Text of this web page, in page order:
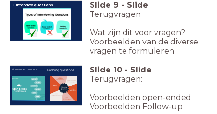
1. Interview questions Slide 9 - Slide
Terugvragen
Wat zijn dit voor vragen?
Voorbeelden van de diverse
vragen te formuleren
Open-ended questions Probing questions Slide 10 - Slide
Terugvragen:
Voorbeelden open-ended
Voorbeelden Follow-up